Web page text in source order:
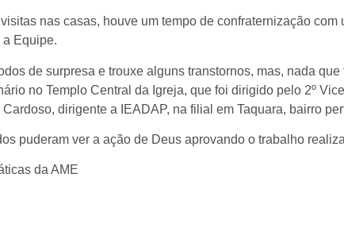
nas casas, houve um tempo de confraternização
a Equipe.
de surpresa e trouxe alguns transtornos, mas, nada
no Templo Central da Igreja, que foi dirigido pelo 2º
dirigente a IEADAP, na filial em Taquara, bairro
puderam ver a ação de Deus aprovando o trabalho
da AME